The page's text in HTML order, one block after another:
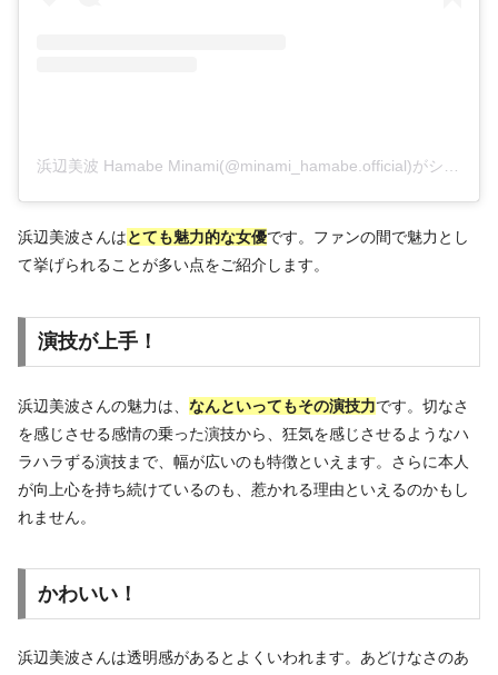
浜辺美波 Hamabe Minami(@minami_hamabe.official)がシェアした投稿
浜辺美波さんはとても魅力的な女優です。ファンの間で魅力とし
て挙げられることが多い点をご紹介します。
演技が上手！
浜辺美波さんの魅力は、 なんといってもその演技力です。切なさ
を感じさせる感情の乗った演技から、狂気を感じさせるようなハ
ラハラずる演技まで、幅が広いのも特徴といえます。さらに本人
が向上心を持ち続けているのも、惹かれる理由といえるのかもし
れません。
かわいい！
浜辺美波さんは透明感があるとよくいわれます。あどけなさのあ